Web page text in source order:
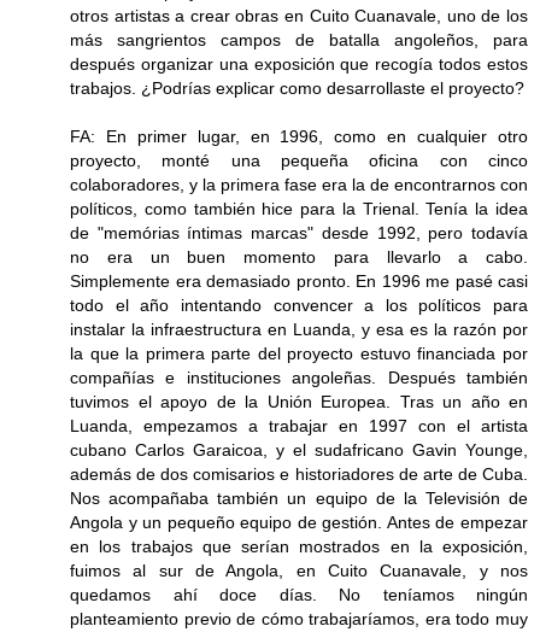
otros artistas a crear obras en Cuito Cuanavale, uno de los
más sangrientos campos de batalla angoleños, para
después organizar una exposición que recogía todos estos
trabajos. ¿Podrías explicar como desarrollaste el proyecto?
FA: En primer lugar, en 1996, como en cualquier otro
proyecto, monté una pequeña oficina con cinco
colaboradores, y la primera fase era la de encontrarnos con
políticos, como también hice para la Trienal. Tenía la idea
de "memórias íntimas marcas" desde 1992, pero todavía
no era un buen momento para llevarlo a cabo.
Simplemente era demasiado pronto. En 1996 me pasé casi
todo el año intentando convencer a los políticos para
instalar la infraestructura en Luanda, y esa es la razón por
la que la primera parte del proyecto estuvo financiada por
compañías e instituciones angoleñas. Después también
tuvimos el apoyo de la Unión Europea. Tras un año en
Luanda, empezamos a trabajar en 1997 con el artista
cubano Carlos Garaicoa, y el sudafricano Gavin Younge,
además de dos comisarios e historiadores de arte de Cuba.
Nos acompañaba también un equipo de la Televisión de
Angola y un pequeño equipo de gestión. Antes de empezar
en los trabajos que serían mostrados en la exposición,
fuimos al sur de Angola, en Cuito Cuanavale, y nos
quedamos ahí doce días. No teníamos ningún
planteamiento previo de cómo trabajaríamos, era todo muy